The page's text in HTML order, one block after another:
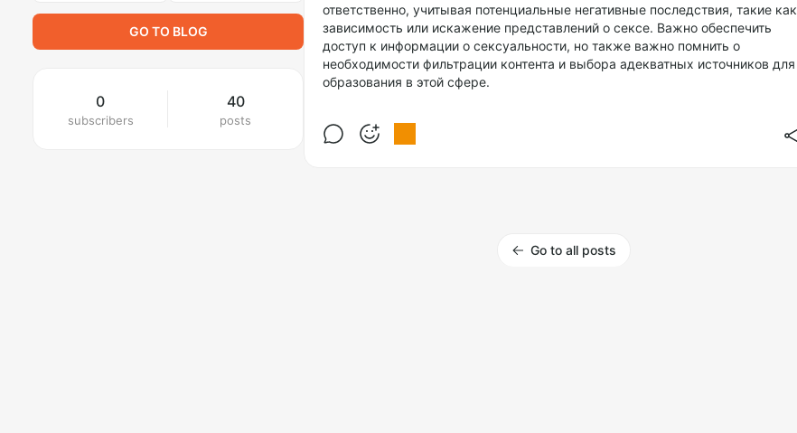
GO TO BLOG
0
subscribers
40
posts
ответственно, учитывая потенциальные негативные последствия, такие как
зависимость или искажение представлений о сексе. Важно обеспечить
доступ к информации о сексуальности, но также важно помнить о
необходимости фильтрации контента и выбора адекватных источников для
образования в этой сфере.
Go to all posts